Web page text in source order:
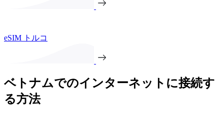
eSIM トルコ
ベトナムでのインターネットに接続す
る方法